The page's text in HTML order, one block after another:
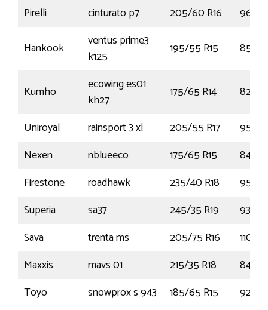
Pirelli
cinturato p7 205/60 R16
96V
Hankook
ventus prime3
k125
195/55 R15 85H
Kumho
ecowing es01
kh27
175/65 R14
82T
Uniroyal
rainsport 3 xl 205/55 R17
95V
Nexen
nblueeco 175/65 R15
84H
Firestone
roadhawk 235/40 R18
95Y
Superia
sa37 245/35 R19
93Y
Sava
trenta ms 205/75 R16
110Q
Maxxis
mavs 01 215/35 R18
84Y
Toyo
snowprox s 943 185/65 R15 92T